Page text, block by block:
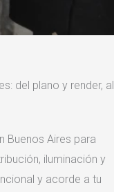
del plano y render, al
Buenos Aires para
iluminación y
y acorde a tu